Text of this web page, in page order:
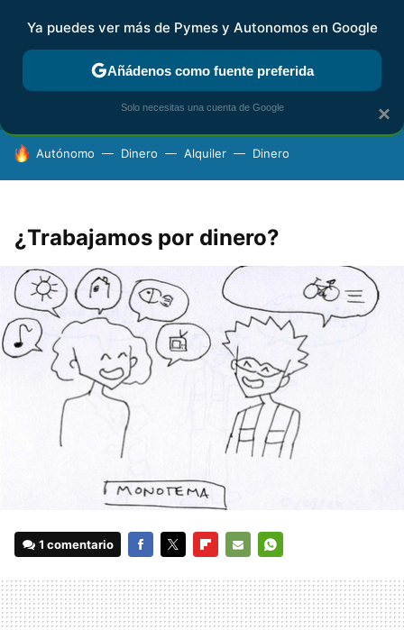
FISCALIDAD Y CONTABILIDAD KIT DIGITAL RENTA
HOY SE HABLA DE
Autónomo Dinero Alquiler Dinero
¿Trabajamos por dinero?
1 comentario
MAIL
×
Ya puedes ver más de Pymes y Autonomos en Google
Añádenos como fuente preferida
Solo necesitas una cuenta de Google